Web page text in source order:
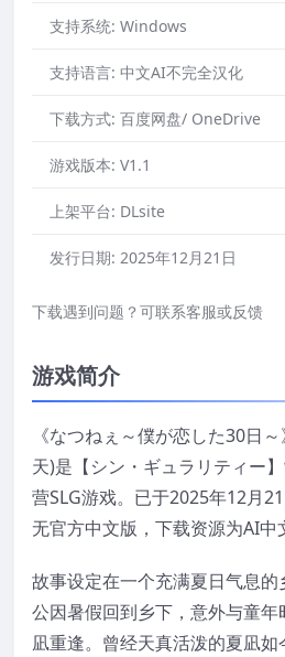
支持系统: Windows
支持语言: 中文AI不完全汉化
下载方式: 百度网盘/ OneDrive
游戏版本: V1.1
上架平台: DLsite
发行日期: 2025年12月21日
下载遇到问题？可联系客服或反馈
游戏简介
《なつねぇ～僕が恋した30日
天)是【シン・ギュラリティー
营SLG游戏。已于2025年12月
无官方中文版，下载资源为AI中
故事设定在一个充满夏日气息
公因暑假回到乡下，意外与童年
凪重逢。曾经天真活泼的夏凪如